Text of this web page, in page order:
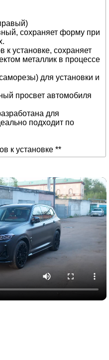
сохраняет форму при
к установке, сохраняет
металлик в процессе
для установки и
просвет автомобиля
для
подходит по
к установке **